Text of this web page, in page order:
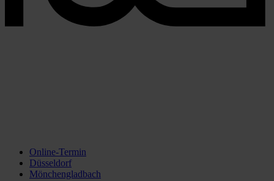
Online-Termin
Düsseldorf
Mönchengladbach